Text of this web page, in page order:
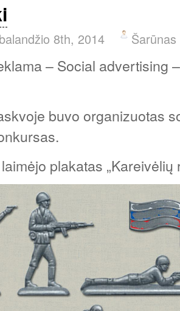
8th, 2014 Šarūnas
– Social advertising
buvo organizuotas
plakatas „Kareivėlių